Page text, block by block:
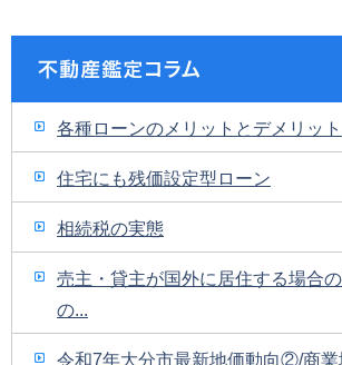
各種ローンのメリットとデメリット
住宅にも残価設定型ローン
相続税の実態
売主・貸主が国外に居住する場合
の...
令和7年大分市最新地価動向②/商業